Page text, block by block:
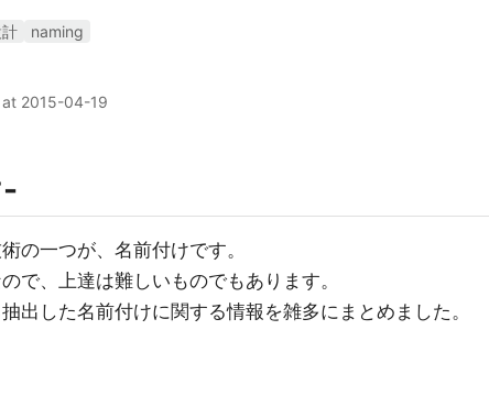
naming
at 2015-04-19
の一つが、名前付けです。
で、上達は難しいものでもあります。
出した名前付けに関する情報を雑多にまとめました。